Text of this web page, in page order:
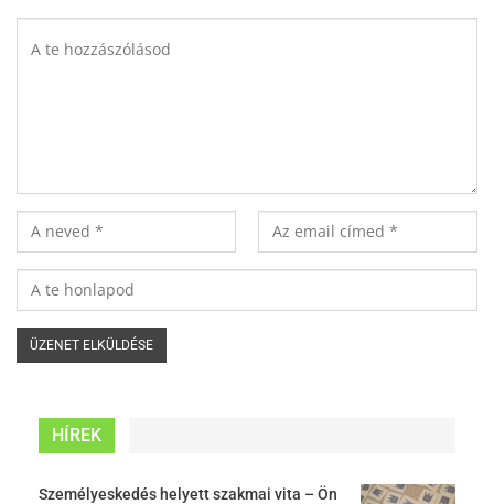
HÍREK
Személyeskedés helyett szakmai vita – Ön